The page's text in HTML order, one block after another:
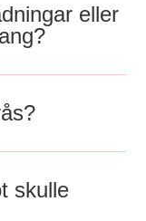
eller
skulle